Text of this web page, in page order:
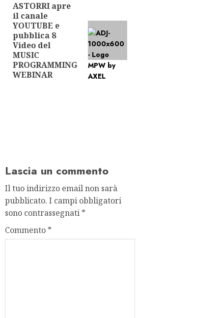
Articolo
successivo:
ASTORRI apre
il canale
YOUTUBE e
pubblica 8
Video del
MUSIC
PROGRAMMING
WEBINAR
Lascia un commento
Il tuo indirizzo email non sarà
pubblicato. I campi obbligatori
sono contrassegnati *
Commento *